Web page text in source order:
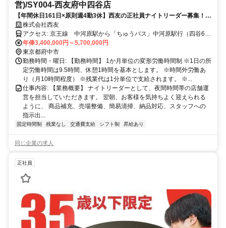
営)/SY004-西友府中四谷店
【年間休日161日×原則週4勤3休】西友の正社員ナイトリーダー募集！マ
ネジメント経験を優遇します！
株式会社西友
アクセス: 京王線 中河原駅から「ちゅうバス」中河原駅行（四谷6丁
目ルート）バスにて約13分 三屋通り中バス停下車すぐ
年俸3,400,000円～5,700,000円
東京都府中市
勤務時間・曜日: 【勤務時間】 1か月単位の変形労働時間制 ※1日の所
定労働時間は9.5時間、休憩1時間を基本とします。 ※時間外労働あ
り（月10時間程度） ※残業代は1分単位で支給されます。 ※...
仕事内容: 【業務概要】 ナイトリーダーとして、夜間時間帯の店舗運
営を担当していただきます。 翌朝、お客様を気持ちよく迎えられる
ように、 商品補充、売場整備、簡易清掃、納品対応、スタッフへの
指示出...
固定時間制 残業なし 交通費支給 シフト制 昇給あり
同じ企業の求人
正社員